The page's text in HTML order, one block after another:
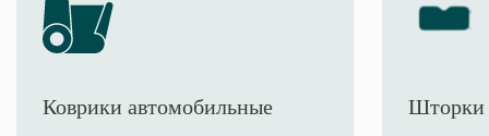
Коврики автомобильные Шторки